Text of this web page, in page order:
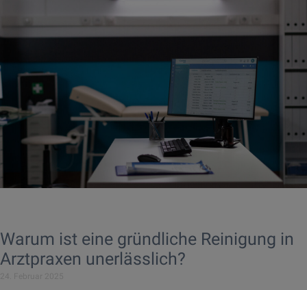
Warum ist eine gründliche Reinigung in
Arztpraxen unerlässlich?